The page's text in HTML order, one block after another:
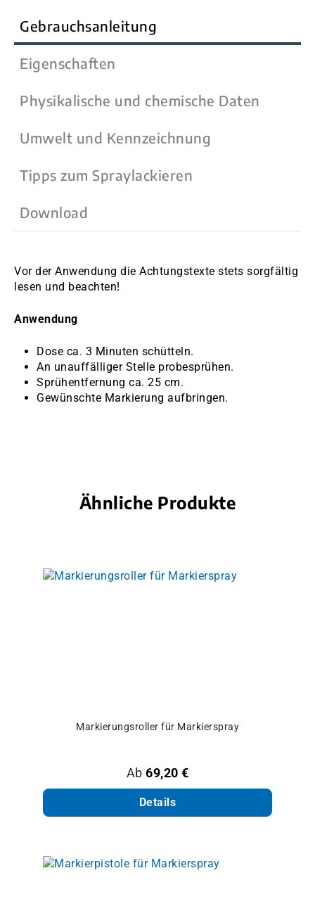
Gebrauchsanleitung
Eigenschaften
Physikalische und chemische Daten
Umwelt und Kennzeichnung
Tipps zum Spraylackieren
Download
Vor der Anwendung die Achtungstexte stets sorgfältig
lesen und beachten!
Anwendung
Dose ca. 3 Minuten schütteln.
An unauffälliger Stelle probesprühen.
Sprühentfernung ca. 25 cm.
Gewünschte Markierung aufbringen.
Ähnliche Produkte
Markierungsroller für Markierspray
Regulärer Preis:
Ab 69,20 €
Details